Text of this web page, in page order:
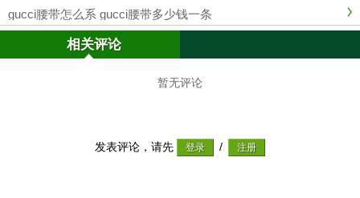
gucci腰带怎么系 gucci腰带多少钱一条
相关评论
暂无评论
发表评论，请先 /